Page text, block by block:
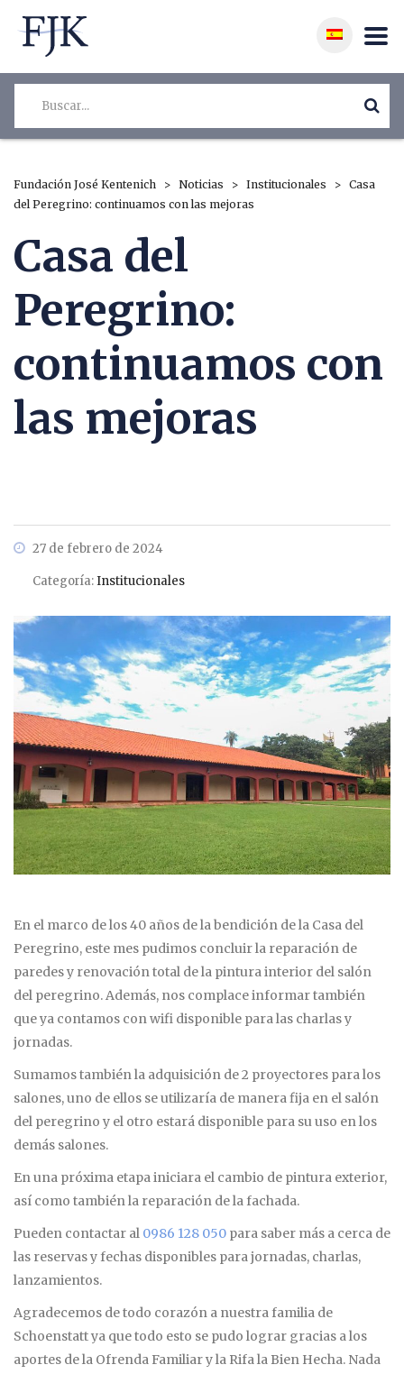
Fundación José Kentenich > Noticias > Institucionales > Casa
del Peregrino: continuamos con las mejoras
Casa del
Peregrino:
continuamos con
las mejoras
27 de febrero de 2024
Categoría:Institucionales
En el marco de los 40 años de la bendición de la Casa del
Peregrino, este mes pudimos concluir la reparación de
paredes y renovación total de la pintura interior del salón
del peregrino. Además, nos complace informar también
que ya contamos con wifi disponible para las charlas y
jornadas.
Sumamos también la adquisición de 2 proyectores para los
salones, uno de ellos se utilizaría de manera fija en el salón
del peregrino y el otro estará disponible para su uso en los
demás salones.
En una próxima etapa iniciara el cambio de pintura exterior,
así como también la reparación de la fachada.
Pueden contactar al 0986 128 050 para saber más a cerca de
las reservas y fechas disponibles para jornadas, charlas,
lanzamientos.
Agradecemos de todo corazón a nuestra familia de
Schoenstatt ya que todo esto se pudo lograr gracias a los
aportes de la Ofrenda Familiar y la Rifa la Bien Hecha. Nada